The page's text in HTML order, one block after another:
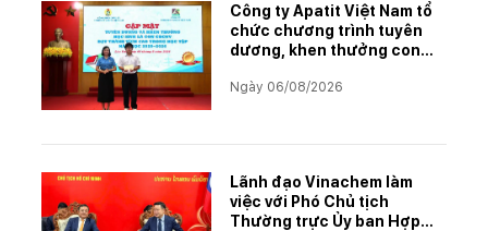
Công ty Apatit Việt Nam tổ
chức chương trình tuyên
dương, khen thưởng con
học tập xuất sắc năm học
Ngày 06/08/2026
Lãnh đạo Vinachem làm
việc với Phó Chủ tịch
Thường trực Ủy ban Hợp